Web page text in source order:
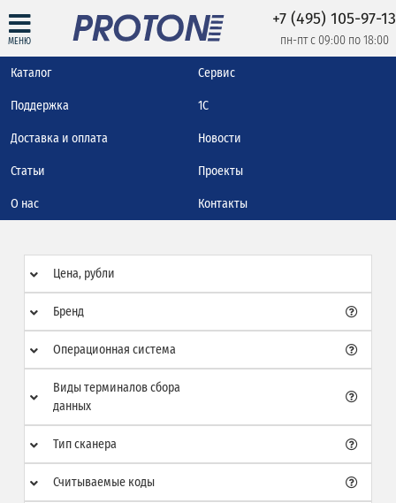
МЕНЮ
+7 (495) 105-97-13
пн-пт с 09:00 по 18:00
Каталог Сервис
Поддержка 1С
Доставка и оплата Новости
Статьи Проекты
О нас Контакты
Цена, рубли
Бренд
Операционная система
Виды терминалов сбора
данных
Тип сканера
Считываемые коды